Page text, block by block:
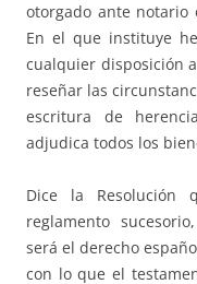
otorgado ante notario
En el que instituye
cualquier disposición
reseñar las
escritura de
adjudica todos los
Dice la Resolución
reglamento
será el derecho
con lo que el